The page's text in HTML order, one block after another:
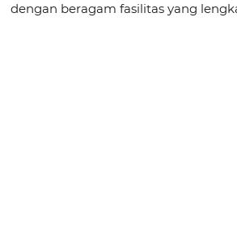
dengan beragam fasilitas yang